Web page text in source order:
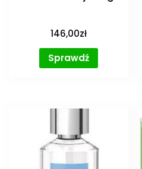
146,00zł
Sprawdź